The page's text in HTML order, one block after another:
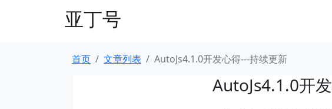
亚丁号
首页 文章列表 AutoJs4.1.0开发心得---持续更新
AutoJs4.1.0开